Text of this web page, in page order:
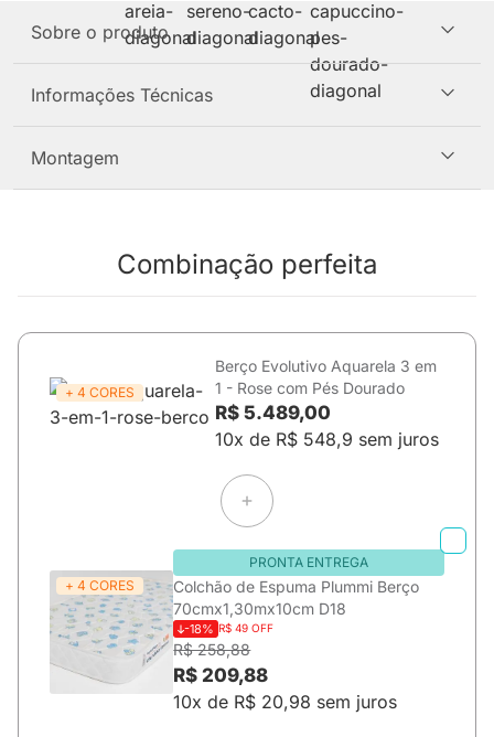
Sobre o produto
Informações Técnicas
Montagem
Combinação perfeita
+ 4 CORES
Berço Evolutivo Aquarela 3 em
1 - Rose com Pés Dourado
R$ 5.489,00
10x de R$ 548,9 sem juros
+ 4 CORES
PRONTA ENTREGA
Colchão de Espuma Plummi Berço
70cmx1,30mx10cm D18
-18% R$ 49 OFF
R$ 258,88
R$ 209,88
10x de R$ 20,98 sem juros